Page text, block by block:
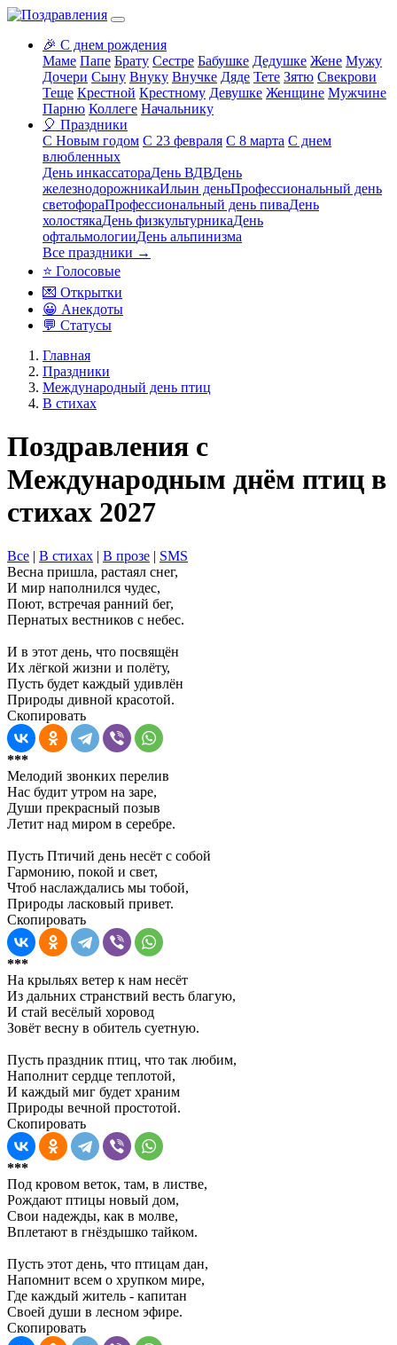
🎉 С днем рождения
Маме Папе Брату Сестре Бабушке Дедушке Жене Мужу
Дочери Сыну Внуку Внучке Дяде Тете Зятю Свекрови
Теще Крестной Крестному Девушке Женщине Мужчине
Парню Коллеге Начальнику
🎈 Праздники
С Новым годом С 23 февраля С 8 марта С днем
влюбленных
День инкассатораДень ВДВДень
железнодорожникаИльин деньПрофессиональный день
светофораПрофессиональный день пиваДень
холостякаДень физкультурникаДень
офтальмологииДень альпинизма
Все праздники →
⭐ Голосовые
💌 Открытки
😀 Анекдоты
💬 Статусы
Главная
Праздники
Международный день птиц
В стихах
Поздравления с
Международным днём птиц в
стихах 2027
Все | В стихах | В прозе | SMS
Весна пришла, растаял снег,
И мир наполнился чудес,
Поют, встречая ранний бег,
Пернатых вестников с небес.
И в этот день, что посвящён
Их лёгкой жизни и полёту,
Пусть будет каждый удивлён
Природы дивной красотой.
Скопировать
***
Мелодий звонких перелив
Нас будит утром на заре,
Души прекрасный позыв
Летит над миром в серебре.
Пусть Птичий день несёт с собой
Гармонию, покой и свет,
Чтоб наслаждались мы тобой,
Природы ласковый привет.
Скопировать
***
На крыльях ветер к нам несёт
Из дальних странствий весть благую,
И стай весёлый хоровод
Зовёт весну в обитель суетную.
Пусть праздник птиц, что так любим,
Наполнит сердце теплотой,
И каждый миг будет храним
Природы вечной простотой.
Скопировать
***
Под кровом веток, там, в листве,
Рождают птицы новый дом,
Свои надежды, как в молве,
Вплетают в гнёздышко тайком.
Пусть этот день, что птицам дан,
Напомнит всем о хрупком мире,
Где каждый житель - капитан
Своей души в лесном эфире.
Скопировать